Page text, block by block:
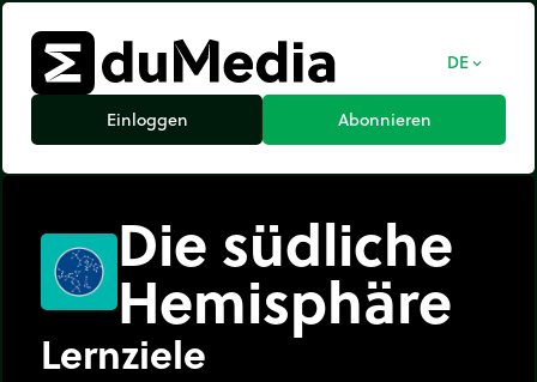
DE expand_more
Einloggen Abonnieren
Die südliche
Hemisphäre
Lernziele